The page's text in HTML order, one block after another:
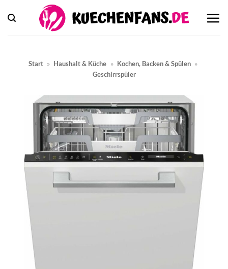
Inhalt
springen
Start » Haushalt & Küche » Kochen, Backen & Spülen »
Geschirrspüler